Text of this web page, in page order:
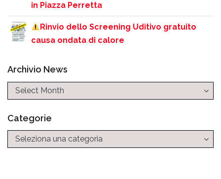
in Piazza Perretta
Rinvio dello Screening Uditivo gratuito
causa ondata di calore
Archivio News
Categorie
Categorie